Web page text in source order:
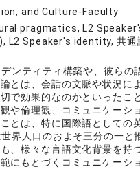
and Culture-Faculty
pragmatics, L2
Speaker's identity, 共通
ンティティ構築や、彼らの
とは、会話の文脈や状況に
で効果的なのかといったこ
や倫理観、コミュニケーシ
とは、特に国際語としての
界人口のおよそ三分の一と
、様々な言語文化背景を持
にもとづくコミュニケーシ